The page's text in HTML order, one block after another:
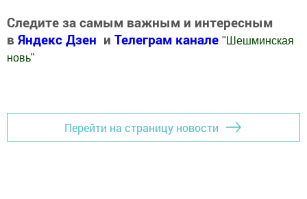
Следите за самым важным и интересным
в Яндекс Дзен и Телеграм канале "Шешминская
новь"
Перейти на страницу новости